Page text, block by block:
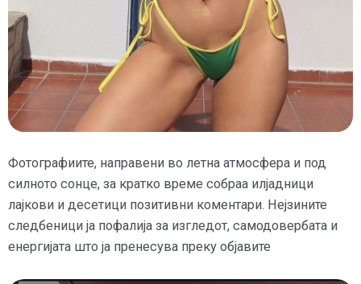
Фотографиите, направени во летна атмосфера и под
силното сонце, за кратко време собраа илјадници
лајкови и десетици позитивни коментари. Нејзините
следбеници ја пофалија за изгледот, самодовербата и
енергијата што ја пренесува преку објавите